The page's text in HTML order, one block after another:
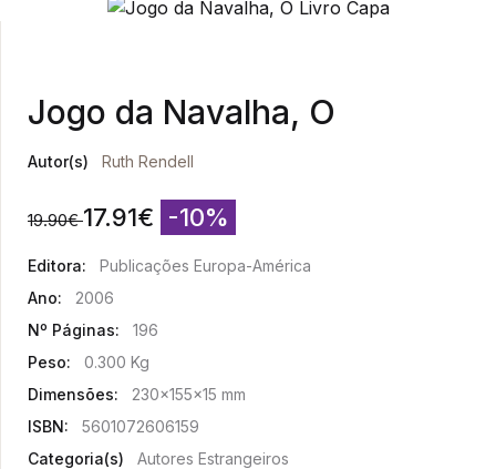
Jogo da Navalha, O
Autor(s) Ruth Rendell
19.90€ 17.91€ -10%
Editora:
Publicações Europa-América
Ano:
2006
Nº Páginas:
196
Peso:
0.300 Kg
Dimensões:
230x155x15 mm
ISBN:
5601072606159
Categoria(s)
Autores Estrangeiros